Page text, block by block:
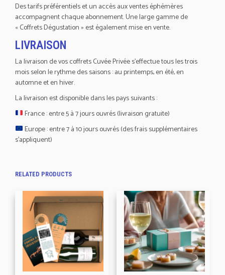
Des tarifs préférentiels et un accès aux ventes éphémères
accompagnent chaque abonnement. Une large gamme de
« Coffrets Dégustation » est également mise en vente.
LIVRAISON
La livraison de vos coffrets Cuvée Privée s’effectue tous les trois
mois selon le rythme des saisons : au printemps, en été, en
automne et en hiver.
La livraison est disponible dans les pays suivants :
France : entre 5 à 7 jours ouvrés (livraison gratuite)
Europe : entre 7 à 10 jours ouvrés (des frais supplémentaires
s’appliquent)
RELATED PRODUCTS